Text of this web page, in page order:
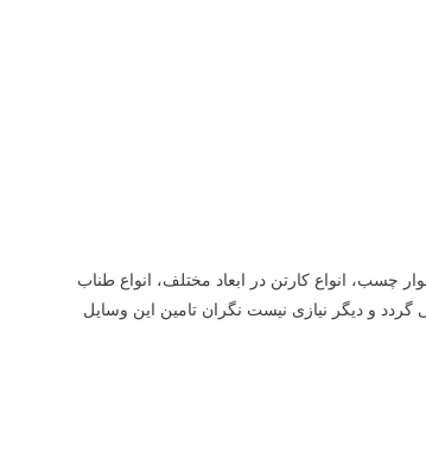
چسب، انواع کارتن در ابعاد مختلف، انواع طناب
و دیگر نیازی نیست نگران تامین این وسایل